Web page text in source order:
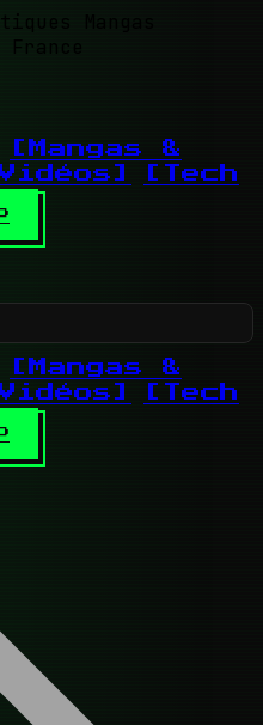
Mangas
[Mangas &
[Tech
[Mangas &
[Tech